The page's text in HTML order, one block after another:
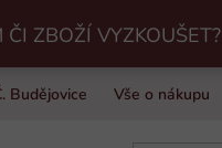
ZBOŽÍ
Budějovice Vše o nákupu